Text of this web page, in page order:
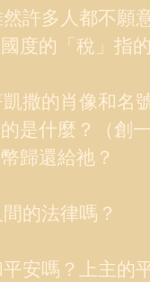
許多人都不願
度的「稅」指
撒的肖像和名
是什麼？（創
歸還給祂？
的法律嗎？
安嗎？上主的